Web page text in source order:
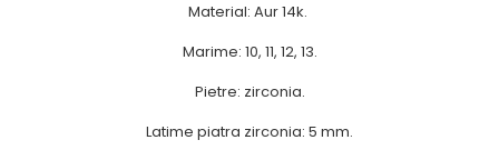
Material: Aur 14k.
Marime: 10, 11, 12, 13.
Pietre: zirconia.
Latime piatra zirconia: 5 mm.